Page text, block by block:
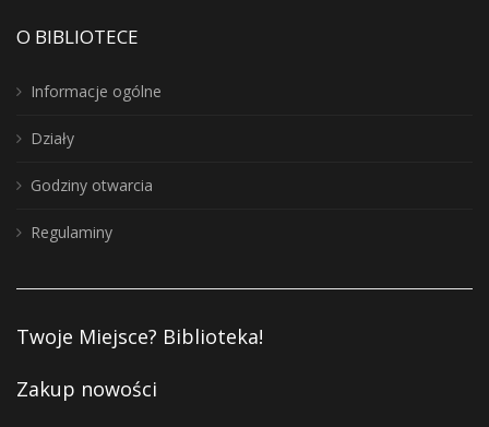
O BIBLIOTECE
Informacje ogólne
Działy
Godziny otwarcia
Regulaminy
Twoje Miejsce? Biblioteka!
Zakup nowości